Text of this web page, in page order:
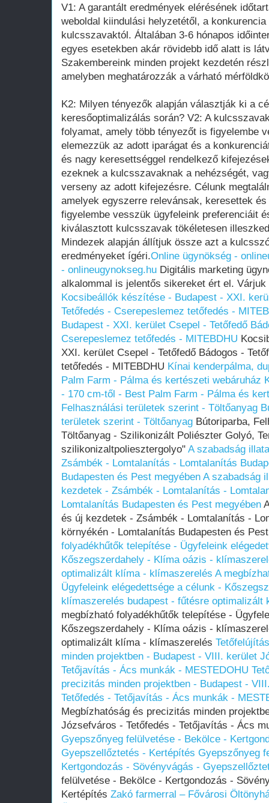
V1: A garantált eredmények elérésének
weboldal kiindulási helyzetétől, a
kulcsszavaktól. Általában 3-6 hónapos
egyes esetekben akár rövidebb idő alatt is
Szakembereink minden projekt kezdetén
amelyben meghatározzák a várható
K2: Milyen tényezők alapján választják ki a
keresőoptimalizálás során? V2: A
folyamat, amely több tényezőt is figyelembe
elemezzük az adott iparágat és a
és nagy keresettséggel rendelkező
ezeknek a kulcsszavaknak a nehézségét,
verseny az adott kifejezésre. Célunk
amelyek egyszerre relevánsak, keresettek
figyelembe vesszük ügyfeleink preferenciáit
kiválasztott kulcsszavak tökéletesen
Mindezek alapján állítjuk össze azt a
eredményeket ígéri.Online ügynökség -
- onlineugynokseg.hu Digitális marketing
alkalommal is jelentős sikereket ért el.
Kocsibeállók készítése - Budapest - XXI.
Tetőfedés - Cserepeslemez tetőfedés -
Budapest - XXI. kerület Csepel - Tetőfedő
Cserepeslemez tetőfedés - MITEBDHU
XXI. kerület Csepel - Tetőfedő Bádogos -
tetőfedés - MITEBDHU Kínai kenderpálma,
Palm Farm - Pálma és kertészeti webáruház
- 170 cm-től - Best Palm Farm - Pálma és
Felhasználási területek szerint - Töltőanyag
területek szerint - Töltőanyag Bútoriparba,
Töltőanyag - Szilikonizált Poliészter Golyó,
szilikonizaltpoliesztergolyo" A szabadság
Zsámbék - Lomtalanítás - Lomtalanítás
Budapesten és Pest megyében A szabadság
kezdetek - Zsámbék - Lomtalanítás -
Lomtalanítás Budapesten és Pest megyében
és új kezdetek - Zsámbék - Lomtalanítás -
környékén - Lomtalanítás Budapesten és
folyadékhűtők telepítése - Ügyfeleink
Kőszegszerdahely - Klíma oázis -
optimalizált klíma - klímaszerelés A
Ügyfeleink elégedettsége a célunk -
klímaszerelés budapest - fűtésre optimalizált
megbízható folyadékhűtők telepítése -
Kőszegszerdahely - Klíma oázis -
optimalizált klíma - klímaszerelés
minden projektben - Budapest - VIII. kerület
Tetőjavítás - Ács munkák - MESTEDOHU
precizitás minden projektben - Budapest -
Tetőfedés - Tetőjavítás - Ács munkák -
Megbízhatóság és precizitás minden
Józsefváros - Tetőfedés - Tetőjavítás - Ács
Gyepszőnyeg felülvetése - Bekölce -
Gyepszellőztetés - Kertépítés Gyepszőnyeg
Kertgondozás - Sövényvágás -
felülvetése - Bekölce - Kertgondozás -
Kertépítés Zakó farmerral – Fővárosi